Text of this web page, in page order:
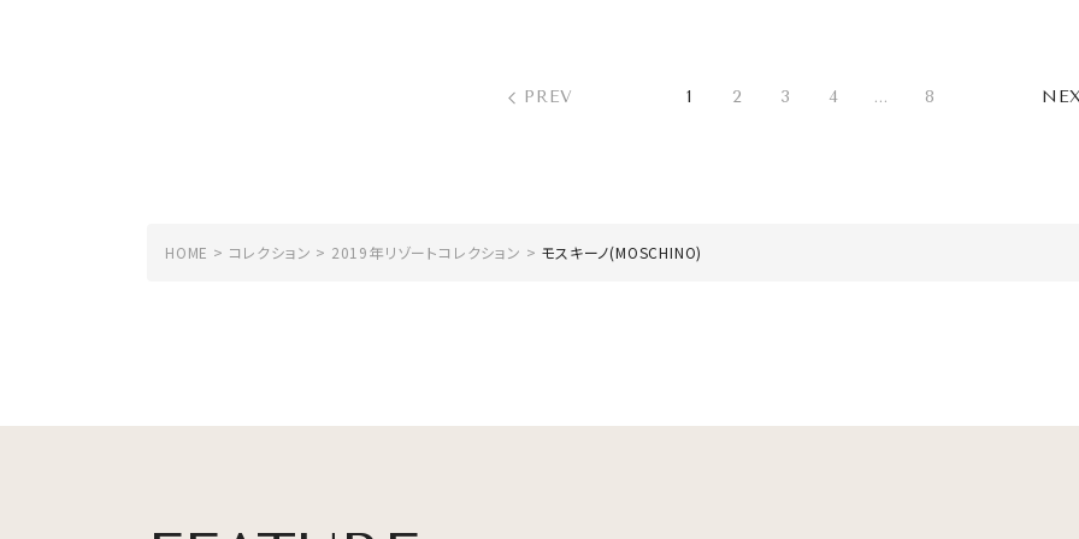
PREV 1 2 3 4 ... 8
HOME コレクション 2019年リゾートコレクション モスキーノ(MOSCHINO)